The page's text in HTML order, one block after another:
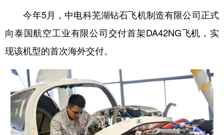
今年5月，中电科芜湖钻石飞机制造有限公司正式
向泰国航空工业有限公司交付首架DA42NG飞机，实
现该机型的首次海外交付。